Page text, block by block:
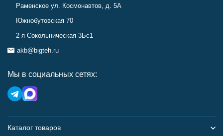
Раменское ул. Космонавтов, д. 5А
Южнобутовская 70
2-я Сокольническая 3Бс1
akb@bigteh.ru
Мы в социальных сетях:
Каталог товаров